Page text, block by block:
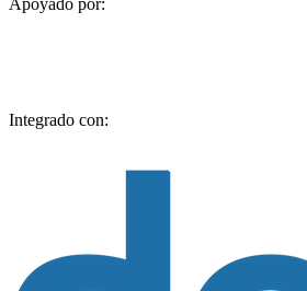
Apoyado por:
Integrado con: